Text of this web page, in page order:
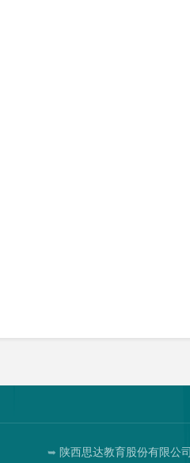
陕西思达教育股份有限公司